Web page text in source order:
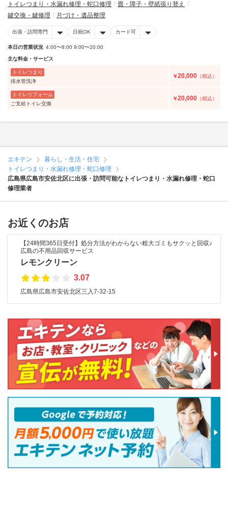
トイレつまり・水漏れ修理・蛇口修理
畳・障子・壁紙張り替え
鍵交換・鍵修理
片づけ・遺品整理
出張・訪問専門 日祝OK カード可
本日の営業状況 4:00〜8:00 9:00〜20:00
主な料金・サービス
トイレつまり
排水管洗浄
￥20,000 （税込）
トイレリフォーム
ご支給トイレ交換
￥20,000 （税込）
エキテン
暮らし・生活・住宅
トイレつまり・水漏れ修理・蛇口修理
広島県広島市安佐北区に出張・訪問可能なトイレつまり・水漏れ修理・蛇口
修理業者
お近くのお店
【24時間365日受付】処分方法がわからない粗大ゴミもサクッと回収♪
広島の不用品回収サービス
レモンクリーン
3.07
広島県広島市安佐北区三入7-32-15